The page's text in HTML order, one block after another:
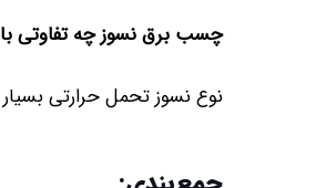
چسب برق نسوز چه تفاوتی
نوع نسوز تحمل حرارتی